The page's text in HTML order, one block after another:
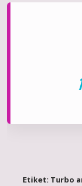
Etiket: Turbo